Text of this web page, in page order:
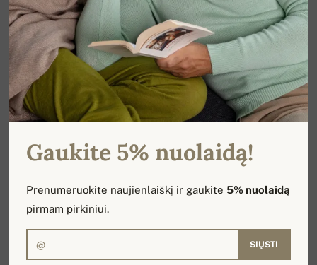
Gaukite 5% nuolaidą!
Prenumeruokite naujienlaiškį ir gaukite5% nuolaidą
pirmam pirkiniui.
SIŲSTI